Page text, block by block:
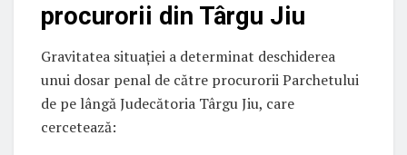
procurorii din Târgu Jiu
Gravitatea situației a determinat deschiderea
unui dosar penal de către procurorii Parchetului
de pe lângă Judecătoria Târgu Jiu, care
cercetează: